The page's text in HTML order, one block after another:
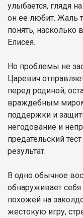
улыбается, глядя
он ее любит. Жаль
понять, насколько
Елисея.
Но проблемы не
Царевич
перед родиной,
враждебным
поддержки и
негодование и
предательский
результат.
В одно обычное
обнаруживает
похожей на
жестокую игру,